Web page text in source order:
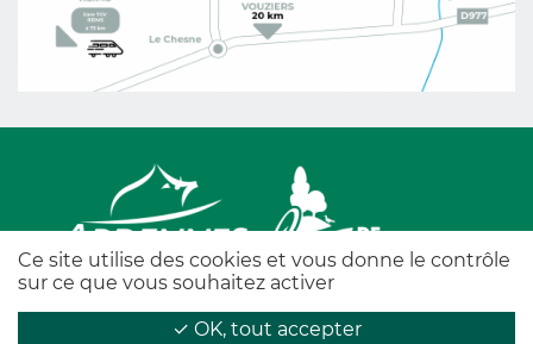
bescherming van persoonsgegevens
Ce site utilise des cookies et vous donne le contrôle
sur ce que vous souhaitez activer
✓ OK, tout accepter